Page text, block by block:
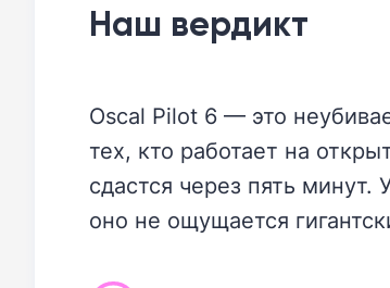
Наш вердикт
Oscal Pilot 6 — это
тех, кто работает на
сдастся через пять
оно не ощущается